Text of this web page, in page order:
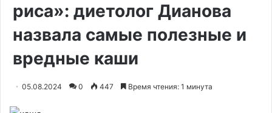
риса»: диетолог Дианова
назвала самые полезные и
вредные каши
05.08.2024 0 447 Время чтения: 1 минута